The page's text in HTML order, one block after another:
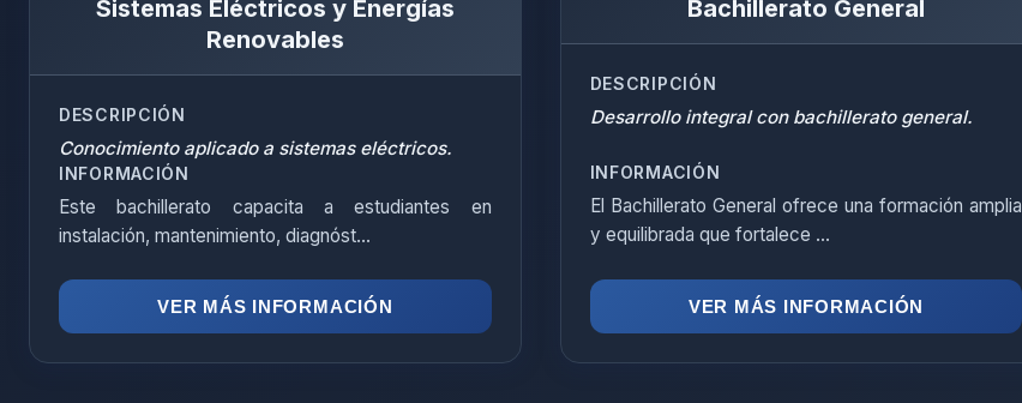
Sistemas Eléctricos y Energías
Renovables
DESCRIPCIÓN
Conocimiento aplicado a sistemas eléctricos.
INFORMACIÓN
Este bachillerato capacita a estudiantes en
instalación, mantenimiento, diagnóst...
VER MÁS INFORMACIÓN
Bachillerato General
DESCRIPCIÓN
Desarrollo integral con bachillerato general.
INFORMACIÓN
El Bachillerato General ofrece una formación amplia
y equilibrada que fortalece ...
VER MÁS INFORMACIÓN